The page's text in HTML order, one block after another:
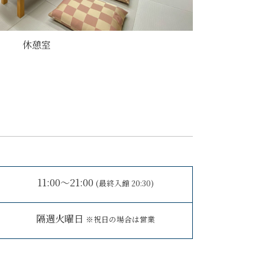
休憩室
11:00～21:00 (最終入館 20:30)
隔週火曜日 祝日の場合は営業